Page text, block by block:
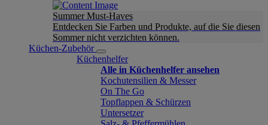
Summer Must-Haves
Entdecken Sie Farben und Produkte, auf die Sie diesen
Sommer nicht verzichten können.
Küchen-Zubehör
Küchenhelfer
Alle in Küchenhelfer ansehen
Kochutensilien & Messer
On The Go
Topflappen & Schürzen
Untersetzer